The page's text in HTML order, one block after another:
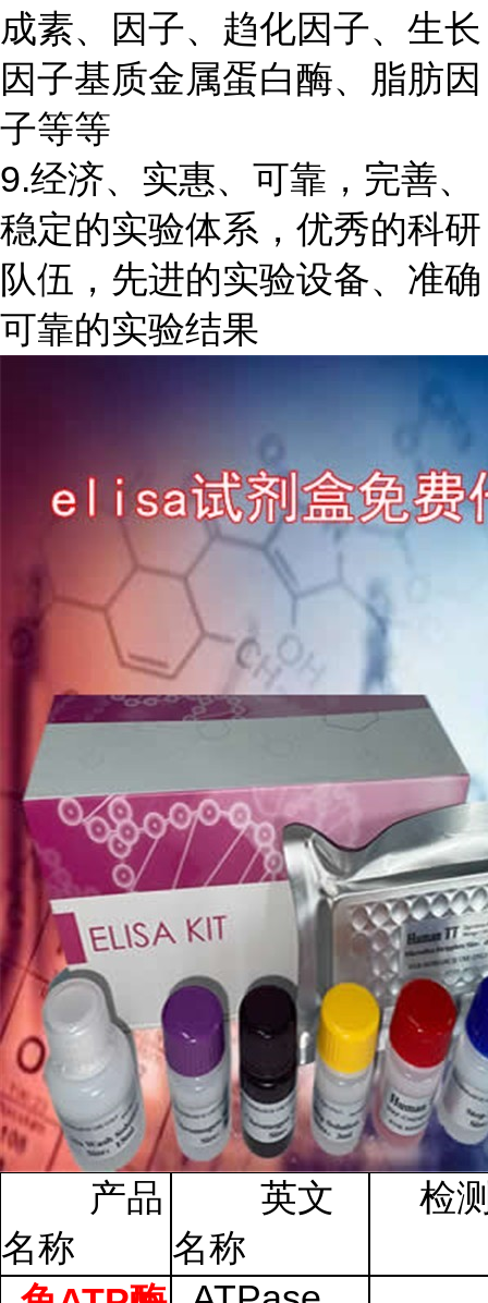
成素、因子、趋化因子、生长
因子基质金属蛋白酶、脂肪因
子等等
9.经济、实惠、可靠，完善、
稳定的实验体系，优秀的科研
队伍，先进的实验设备、准确
可靠的实验结果
产品
名称
英文
名称
检